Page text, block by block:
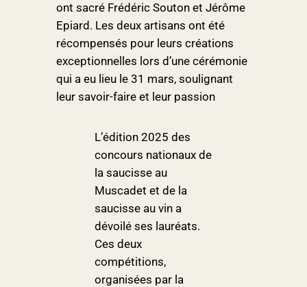
ont sacré Frédéric Souton et Jérôme
Epiard. Les deux artisans ont été
récompensés pour leurs créations
exceptionnelles lors d’une cérémonie
qui a eu lieu le 31 mars, soulignant
leur savoir-faire et leur passion
L’édition 2025 des
concours nationaux de
la saucisse au
Muscadet et de la
saucisse au vin a
dévoilé ses lauréats.
Ces deux
compétitions,
organisées par la